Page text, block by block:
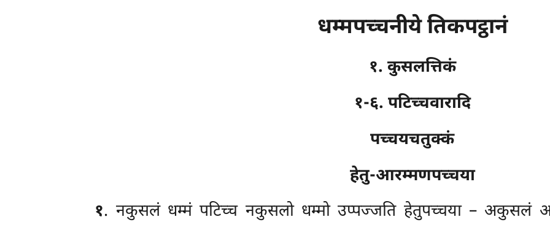
धम्मपच्चनीये तिकपट्ठानं
१. कुसलत्तिकं
१-६. पटिच्चवारादि
पच्चयचतुक्कं
हेतु-आरम्मणपच्चया
१. नकुसलं धम्मं पटिच्च नकुसलो धम्मो उप्पज्जति हेतुपच्चया –